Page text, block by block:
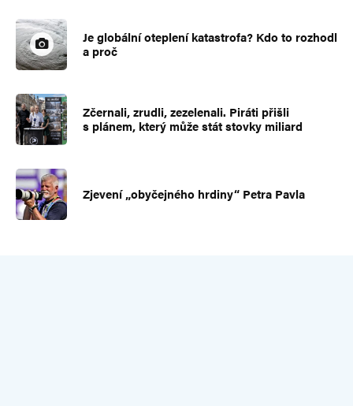
Je globální oteplení katastrofa? Kdo to rozhodl
a proč
Zčernali, zrudli, zezelenali. Piráti přišli
s plánem, který může stát stovky miliard
Zjevení „obyčejného hrdiny“ Petra Pavla